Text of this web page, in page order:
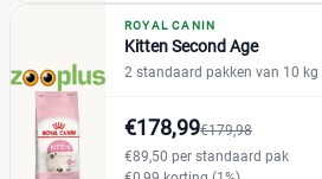
ROYAL CANIN
Kitten Second Age
2 standaard pakken van 10 kg
€178,99€179,98
€89,50 per standaard pak